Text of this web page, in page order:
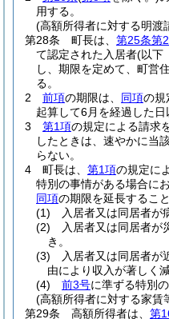
用する。
(高額所得者に対する明渡
第28条
町長は、 第25条第
て認定された入居者(以下
し、期限を定めて、町営
る。
2
前項の期限は、 同項の規
起算して6月を経過した日
3
第1項の規定による請求
したときは、速やかに当
らない。
4
町長は、 第1項の規定に
特別の事情がある場合に
同項の期限を延長するこ
(1)
入居者又は同居者が
(2)
入居者又は同居者が
き。
(3)
入居者又は同居者が
由により収入が著しく
(4)
前3号に準ずる特別
(高額所得者に対する家賃
第29条
高額所得者は、 第